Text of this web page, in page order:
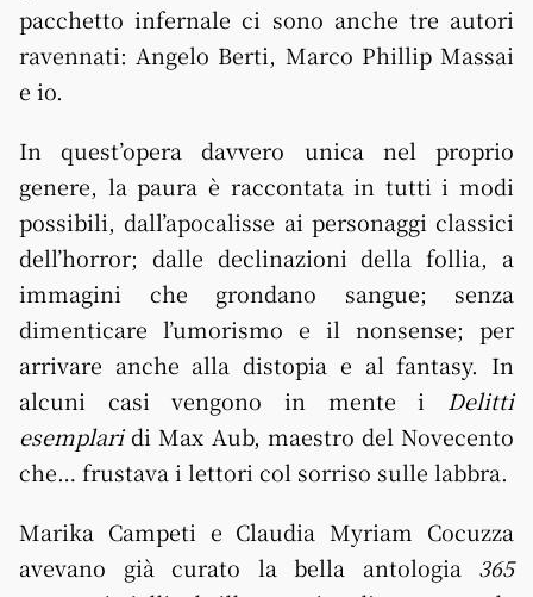
pacchetto infernale ci sono anche tre autori
ravennati: Angelo Berti, Marco Phillip Massai
e io.
In quest’opera davvero unica nel proprio
genere, la paura è raccontata in tutti i modi
possibili, dall’apocalisse ai personaggi classici
dell’horror; dalle declinazioni della follia, a
immagini che grondano sangue; senza
dimenticare l’umorismo e il nonsense; per
arrivare anche alla distopia e al fantasy. In
alcuni casi vengono in mente i
Delitti
esemplaridi Max Aub, maestro del Novecento
che… frustava i lettori col sorriso sulle labbra.
Marika Campeti e Claudia Myriam Cocuzza
avevano già curato la bella antologia 365